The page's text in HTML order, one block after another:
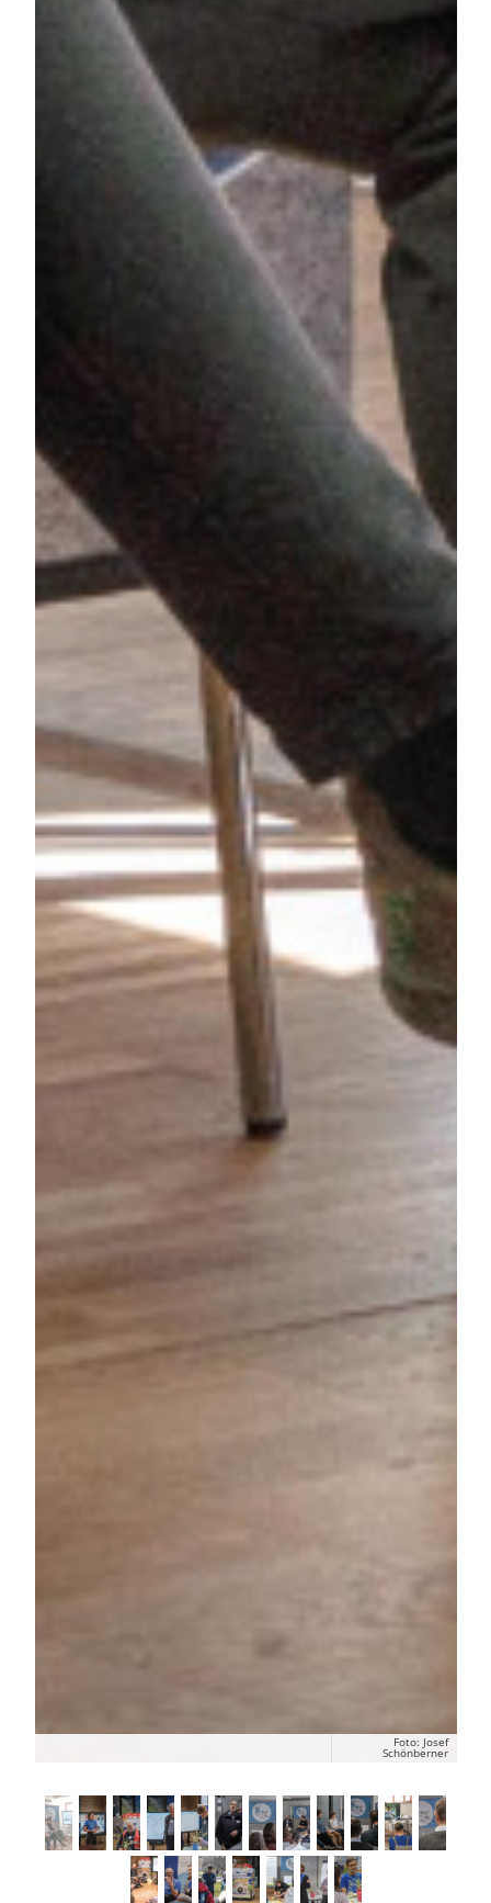
Foto: Josef
Schönberner